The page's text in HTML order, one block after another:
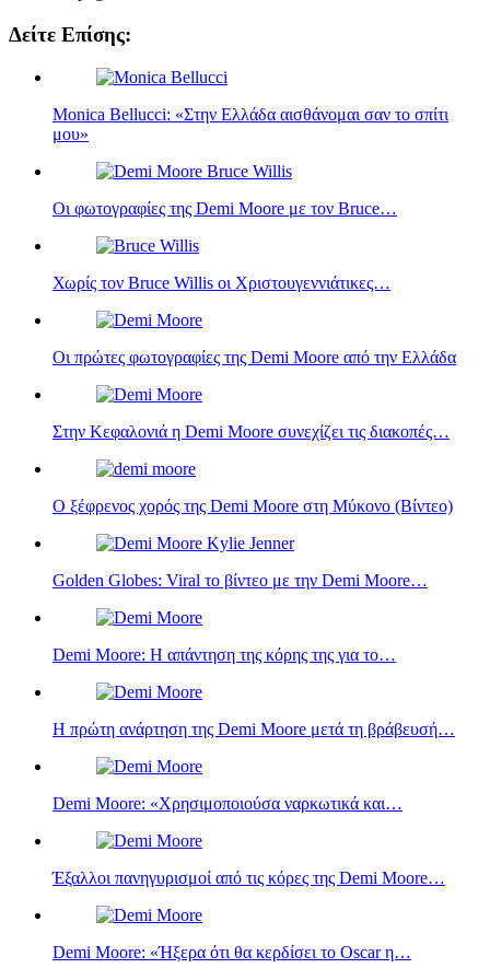
Δείτε Επίσης:
Monica Bellucci: «Στην Ελλάδα αισθάνομαι σαν το σπίτι
μου»
Οι φωτογραφίες της Demi Moore‎‎ με τον Bruce…
Χωρίς τον Bruce Willis‎‎ οι Χριστουγεννιάτικες…
Οι πρώτες φωτογραφίες της Demi Moore‎ από την Ελλάδα
Στην Κεφαλονιά η Demi Moore συνεχίζει τις διακοπές…
Ο ξέφρενος χορός της Demi Moore στη Μύκονο (Βίντεο)
Golden Globes: Viral το βίντεο με την Demi Moore‎‎…
Demi Moore‎‎: Η απάντηση της κόρης της για το…
Η πρώτη ανάρτηση της Demi Moore‎‎ μετά τη βράβευσή…
Demi Moore‎‎: «Χρησιμοποιούσα ναρκωτικά και…
Έξαλλοι πανηγυρισμοί από τις κόρες της Demi Moore‎‎…
Demi Moore‎‎: «Ήξερα ότι θα κερδίσει το Oscar η…